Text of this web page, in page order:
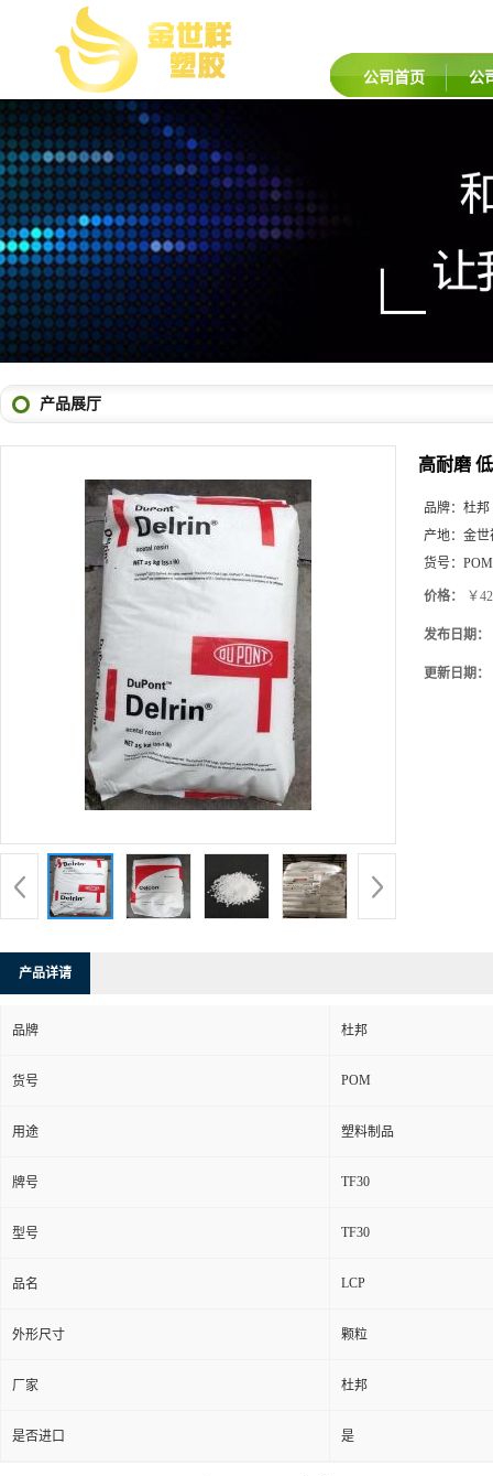
公司首页 公
产品展厅
高耐磨
品牌： 杜邦
产地： 金世
货号： POM
价格： ￥
发布日期：
更新日期：
产品详请
品牌 杜邦
货号 POM
用途 塑料制品
牌号 TF30
型号 TF30
品名 LCP
外形尺寸 颗粒
厂家 杜邦
是否进口 是